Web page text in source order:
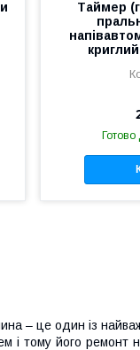
Таймер
Готово
– це один із
і тому його ремонт